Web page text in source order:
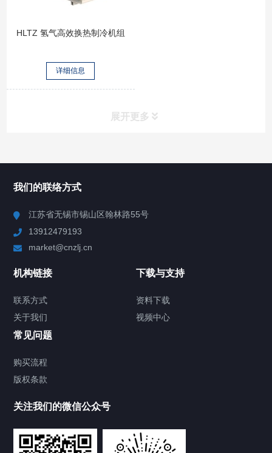
HLTZ 氢气高效换热制冷机组
详细信息
展开更多
Chiller高精度制冷循环器
TCU温度控制单元
Chiller气体控温系统
Chamber试验箱
我们的联络方式
江苏省无锡市锡山区翰林路55号
13912479193
market@cnzlj.cn
机构链接
联系方式
关于我们
下载与支持
资料下载
视频中心
常见问题
购买流程
版权条款
关注我们的微信公众号